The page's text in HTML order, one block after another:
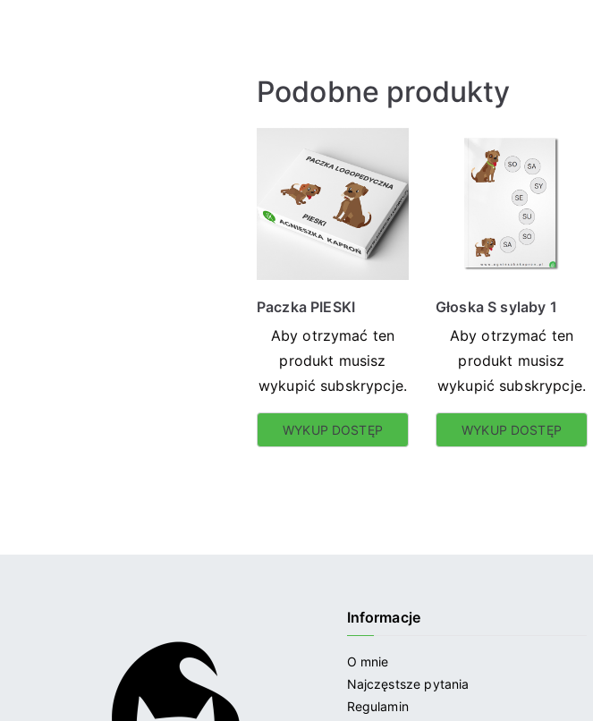
Podobne produkty
Paczka PIESKI
Aby otrzymać ten
produkt musisz
wykupić subskrypcje.
WYKUP DOSTĘP
Głoska S sylaby 1
Aby otrzymać ten
produkt musisz
wykupić subskrypcje.
WYKUP DOSTĘP
Informacje
O mnie
Najczęstsze pytania
Regulamin